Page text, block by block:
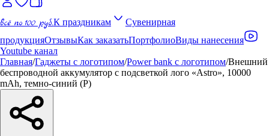
всё по 100 руб.К праздникам
Сувенирная
продукцияОтзывыКак заказатьПортфолиоВиды нанесения
Youtube канал
Главная/Гаджеты с логотипом/Power bank с логотипом/Внешний
беспроводной аккумулятор с подсветкой лого «Astro», 10000
mAh, темно-синий (Р)